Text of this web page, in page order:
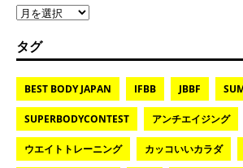
タグ
BEST BODY JAPAN IFBB JBBF
SUPERBODYCONTEST アンチエイジング
ウエイトトレーニング カッコいいカラダ